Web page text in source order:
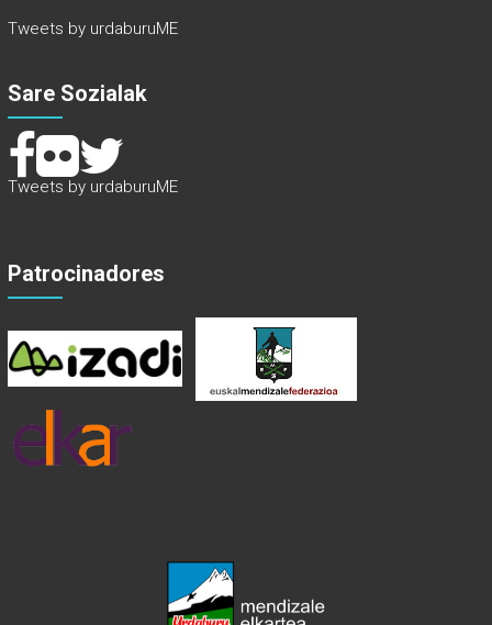
Tweets by urdaburuME
Sare Sozialak
Tweets by urdaburuME
Patrocinadores